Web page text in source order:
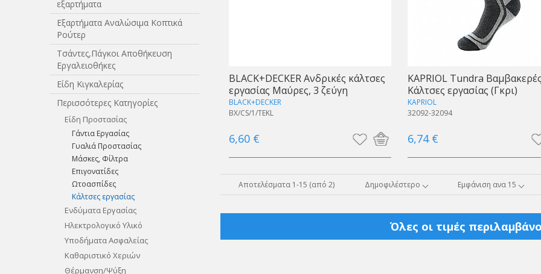
εξαρτήματα
Εξαρτήματα Αναλώσιμα Κοπτικά
Ρούτερ
Τσάντες,Πάγκοι Αποθήκευση
Εργαλειοθήκες
Είδη Κιγκαλερίας
Περισσότερες Κατηγορίες
Είδη Προστασίας
Γάντια Εργασίας
Γυαλιά Προστασίας
Μάσκες, Φίλτρα
Επιγονατίδες
Ωτοασπίδες
Κάλτσες εργασίας
Ενδύματα Εργασίας
Ηλεκτρολογικό Υλικό
Υποδήματα Ασφαλείας
Καθαριστικό Χεριών
Θέρμανση/Ψύξη
BLACK+DECKER Ανδρικές κάλτσες
εργασίας Μαύρες, 3 ζεύγη
BLACK+DECKER
BX/CS/1/TEKL
6,60 €
KAPRIOL Tundra
Κάλτσες εργασίας (Γκρι)
KAPRIOL
32092-32094
6,74 €
Αποτελέσματα 1-15 (από 2) Δημοφιλέστερο Εμφάνιση ανα 15
Όλες οι τιμές